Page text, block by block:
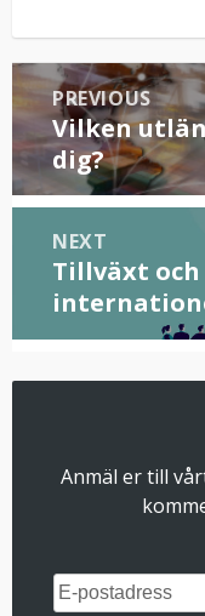
PREVIOUS
Previous
post:
Vilken
dig?
NEXT
Next
post:
Tillväxt
Anmäl er till